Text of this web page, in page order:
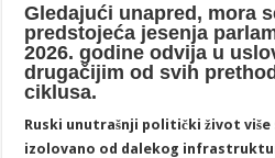
Gledajući unapred, mora
predstojeća jesenja
2026. godine odvija u
drugačijim od svih
ciklusa.
Ruski unutrašnji politički život
izolovano od dalekog